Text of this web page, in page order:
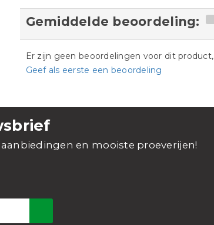
Gemiddelde beoordeling:
Er zijn geen beoordelingen voor dit product,
Geef als eerste een beoordeling
en mooiste proeverijen!